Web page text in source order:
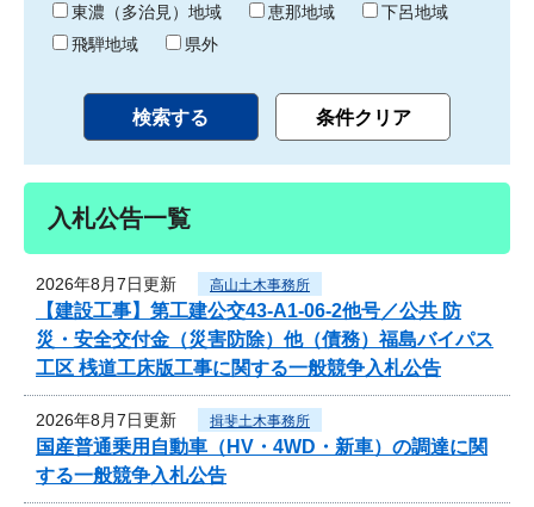
東濃（多治見）地域
恵那地域
下呂地域
飛騨地域
県外
入札公告一覧
2026年8月7日更新 高山土木事務所
【建設工事】第工建公交43-A1-06-2他号／公共 防
災・安全交付金（災害防除）他（債務）福島バイパス
工区 桟道工床版工事に関する一般競争入札公告
2026年8月7日更新 揖斐土木事務所
国産普通乗用自動車（HV・4WD・新車）の調達に関
する一般競争入札公告